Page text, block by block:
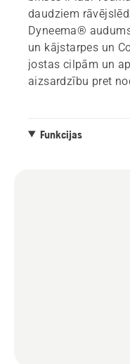
daudziem
Dyneema®
un kājstarpes un
jostas cilpām un
aizsardzību pret
lai jūs darbotos
Funkcijas